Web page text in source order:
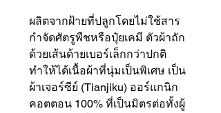
ผลิตจากฝ้ายที่ปลูกโดยไม่ใช้สาร
กำจัดศัตรูพืชหรือปุ๋ยเคมี ตัวผ้าถัก
ด้วยเส้นด้ายเบอร์เล็กกว่าปกติ
ทำให้ได้เนื้อผ้าที่นุ่มเป็นพิเศษ เป็น
ผ้าเจอร์ซีย์ (Tianjiku) ออร์แกนิก
คอตตอน 100% ที่เป็นมิตรต่อทั้งผู้